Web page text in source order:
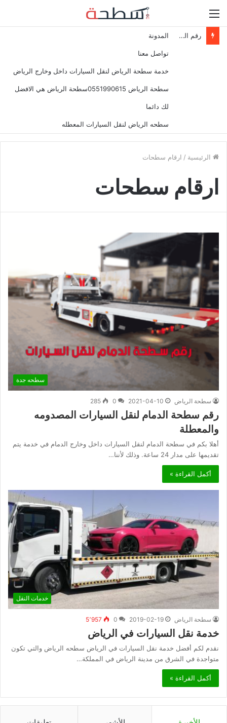
القائمة
رقم سطحة الدمام لنقل السيارات المصدومه والمعطلة المدونة
تواصل معنا
خدمة سطحة الرياض لنقل السيارات داخل وخارج الرياض
سطحة الرياض 0551990615سطحة الرياض هي الافضل
لك دائما
سطحه الرياض لنقل السيارات المعطله
الرئيسية / ارقام سطحات
ارقام سطحات
سطحه جدة
سطحة الرياض 2021-04-10
0
285
رقم سطحة الدمام لنقل السيارات المصدومه
والمعطلة
أهلا بكم في سطحة الدمام لنقل السيارات داخل وخارج الدمام في خدمة يتم
تقديمها على مدار 24 ساعة. وذلك لأننا…
أكمل القراءة »
خدمات النقل
سطحة الرياض 2019-02-19
0 5٬957
خدمة نقل السيارات في الرياض
نقدم لكم أفضل خدمة نقل السيارات في الرياض سطحه الرياض والتي تكون
متواجدة في الشرق من مدينة الرياض في المملكة…
أكمل القراءة »